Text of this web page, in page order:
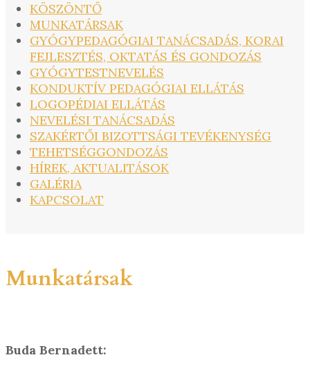
KÖSZÖNTŐ
MUNKATÁRSAK
GYÓGYPEDAGÓGIAI TANÁCSADÁS, KORAI
FEJLESZTÉS, OKTATÁS ÉS GONDOZÁS
GYÓGYTESTNEVELÉS
KONDUKTÍV PEDAGÓGIAI ELLÁTÁS
LOGOPÉDIAI ELLÁTÁS
NEVELÉSI TANÁCSADÁS
SZAKÉRTŐI BIZOTTSÁGI TEVÉKENYSÉG
TEHETSÉGGONDOZÁS
HÍREK, AKTUALITÁSOK
GALÉRIA
KAPCSOLAT
Munkatársak
Buda Bernadett: